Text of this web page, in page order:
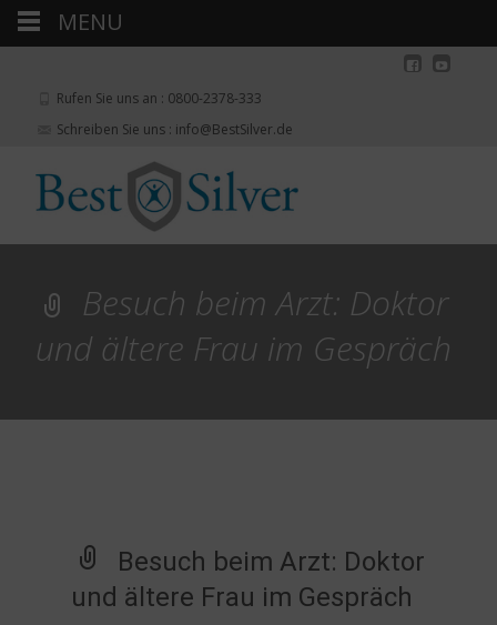
Rufen Sie uns an : 0800-2378-333
Schreiben Sie uns : info@BestSilver.de
Besuch beim Arzt: Doktor
und ältere Frau im Gespräch
Besuch beim Arzt: Doktor
und ältere Frau im Gespräch
MENU